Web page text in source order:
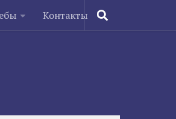
Контакты